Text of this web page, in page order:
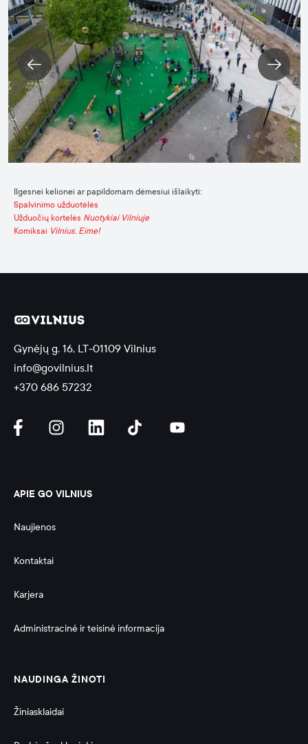
Ilgesnei kelionei ar papildomam dėmesiui išlaikyti:
Spalvinimo užduotėlės
Užduočių kortelės Nuotykiai Vilniuje
Komiksai Vilnius. Eime!
Gynėjų g. 16, LT-01109 Vilnius
info@govilnius.lt
+370 686 57232
APIE GO VILNIUS
Naujienos
Kontaktai
Karjera
Administracinė ir teisinė informacija
NAUDINGA ŽINOTI
Žiniasklaidai